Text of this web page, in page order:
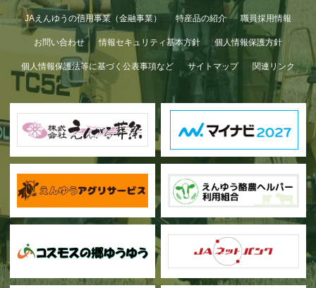
JAえんゆうの信用事業（金融事業） 特産品の紹介 職員採用情報
お問い合わせ 情報セキュリティ基本方針 個人情報保護方針
個人情報保護法等に基づく公表事項など サイトマップ 関連リンク